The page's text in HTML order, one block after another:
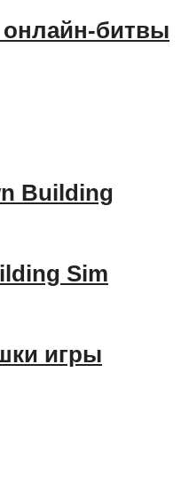
битвы
Building
Sim
игры